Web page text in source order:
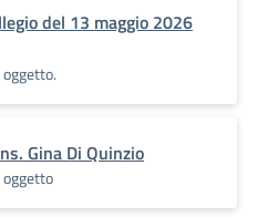
del 13 maggio 2026
Gina Di Quinzio
oggetto